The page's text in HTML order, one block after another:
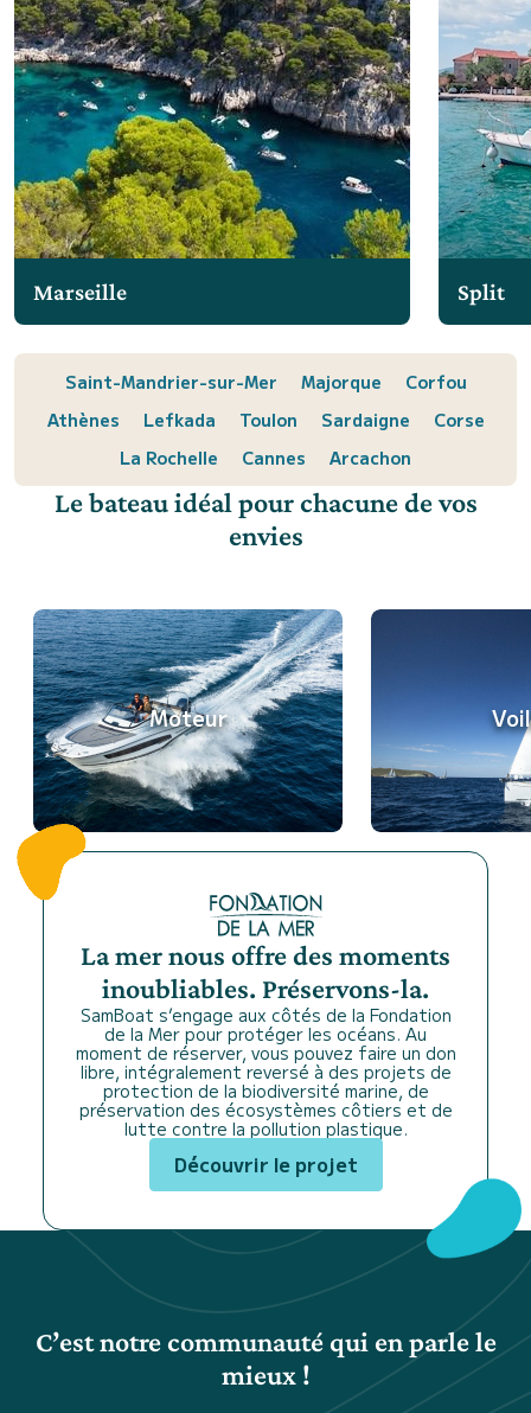
Marseille Split
Saint-Mandrier-sur-Mer Majorque
Corfou
Athènes
Lefkada Toulon Sardaigne
Corse
La Rochelle
Cannes Arcachon
Le bateau idéal pour chacune de vos
envies
Moteur
La mer nous offre des moments
inoubliables. Préservons-la.
SamBoat s’engage aux côtés de la Fondation
de la Mer pour protéger les océans. Au
moment de réserver, vous pouvez faire un don
libre, intégralement reversé à des projets de
protection de la biodiversité marine, de
préservation des écosystèmes côtiers et de
lutte contre la pollution plastique.
Découvrir le projet
C’est notre communauté qui en parle le
mieux !